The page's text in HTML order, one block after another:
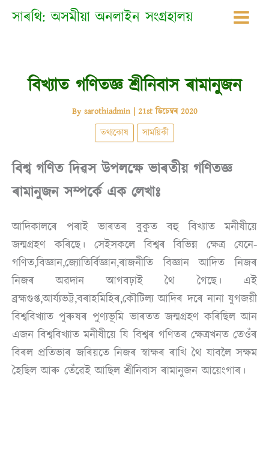
সাৰথি: অসমীয়া অনলাইন সংগ্ৰহালয়
বিখ্যাত গণিতজ্ঞ শ্ৰীনিবাস ৰামানুজন
By sarothiadmin | 21st ডিচেম্বৰ 2020
তথ্যকোষ সাময়িকী
বিশ্ব গণিত দিৱস উপলক্ষে ভাৰতীয় গণিতজ্ঞ
ৰামানুজন সম্পৰ্কে এক লেখাঃ
আদিকালৰে পৰাই ভাৰতৰ বুকুত বহু বিখ্যাত মনীষীয়ে
জন্মগ্ৰহণ কৰিছে। সেইসকলে বিশ্বৰ বিভিন্ন ক্ষেত্ৰ যেনে-
গণিত,বিজ্ঞান,জ্যোতিৰ্বিজ্ঞান,ৰাজনীতি বিজ্ঞান আদিত নিজৰ
নিজৰ অৱদান আগবঢ়াই থৈ গৈছে। এই
ব্ৰহ্মগুপ্ত,আৰ্য্যভট্ট,বৰাহমিহিৰ,কৌটিল্য আদিৰ দৰে নানা যুগজয়ী
বিশ্ববিখ্যাত পুৰুষৰ পুণ্যভূমি ভাৰতত জন্মগ্ৰহণ কৰিছিল আন
এজন বিশ্ববিখ্যাত মনীষীয়ে যি বিশ্বৰ গণিতৰ ক্ষেত্ৰখনত তেওঁৰ
বিৰল প্ৰতিভাৰ জৰিয়তে নিজৰ স্বাক্ষৰ ৰাখি থৈ যাবলৈ সক্ষম
হৈছিল আৰু তেঁৱেই আছিল শ্ৰীনিবাস ৰামানুজন আয়েংগাৰ।